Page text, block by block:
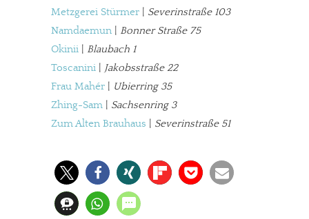
Metzgerei Stürmer
Severinstraße 103
Namdaemun
Bonner Straße 75
Okinii
Blaubach 1
Toscanini
Jakobsstraße 22
Frau Mahér
Ubierring 35
Zhing-Sam
Sachsenring 3
Zum Alten Brauhaus
Severinstraße 51